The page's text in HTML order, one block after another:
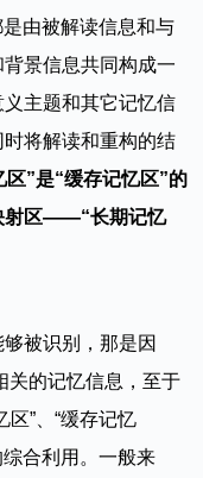
是由被解读信息和与
景信息共同构成一
主题和其它记忆信
将解读和重构的结
区”是“缓存记忆区”的
射区——“长期记忆
被识别，那是因
关的记忆信息，至于
”、“缓存记忆
综合利用。一般来